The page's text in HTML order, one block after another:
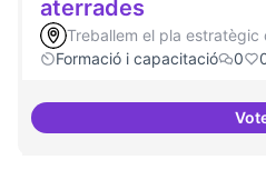
aterrades
Treballem el pla estratègic
Formació i capacitació
0